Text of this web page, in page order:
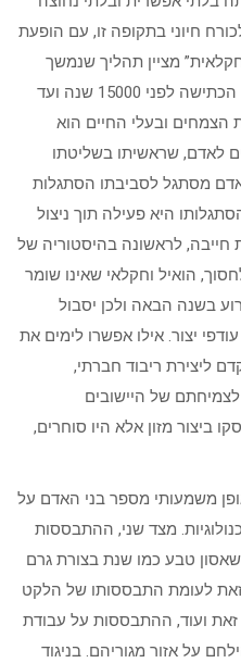
חיוני בתקופה זו, עם הופעת
מציין תהליך שנמשך
לפחות 7000 שנה, למין הופעת כלי הכתישה לפני 15000 שנה ועד
8000 שנה. ביות הצמחים ובעלי החיים הוא
לאדם, שראשיתו בשליטתו
מסתגל לסביבתו הסתגלות
היא פעילה תוך ניצול
חייבה, לראשונה בהיסטוריה של
הואיל וחקלאי שאינו שומר
בשנה הבאה ולכן יסבול
יצור. אילו אפשרו לימים את
ליצירת ריבוד חברתי,
של היישובים
ביצור מזון אלא היו סוחרים,
משמעותי מספר בני האדם על
מצד שני, ההתבססות
טבע כמו שנת בצורת גרם
זאת לעומת התבססותו של הלקט
זאת ועוד, ההתבססות על עבודת
על אזור מגוריהם. בניגוד